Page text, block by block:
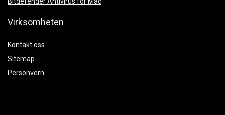
Virksomheten
Kontakt oss
Sitemap
Personvern